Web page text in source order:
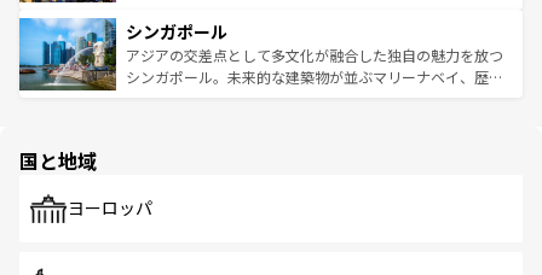
参照してほしい。
激する。気候は一年中温暖で、どの季節にも異なる楽しみ
が待っている。親しみやすいタイの人々、仏教を中心とし
た文化、そして多様な観光資源が、訪れる旅人を魅了し続
み、どこを訪れても感動するはず。観光スポットが密集し
ており、効率よく見どころを回れるのも魅力。息をのむよ
うな絶景から文化的な体験まで、香港を存分に楽しみ尽く
シンガポール
アジアの交差点として多文化が融合した独自の魅力を放つ
シンガポール。未来的な建築物が並ぶマリーナベイ、歴史
で、ホーカーズは地元の風情を楽しめる外せないスポット
国と地域
ヨーロッパ